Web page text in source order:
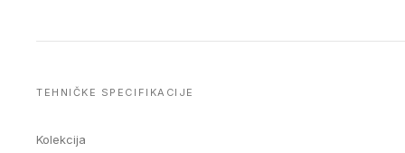
TEHNIČKE SPECIFIKACIJE
Kolekcija